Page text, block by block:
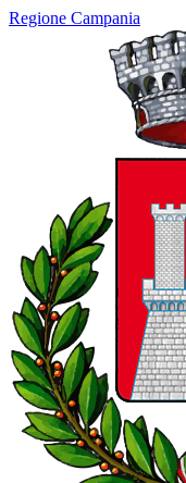
Regione Campania